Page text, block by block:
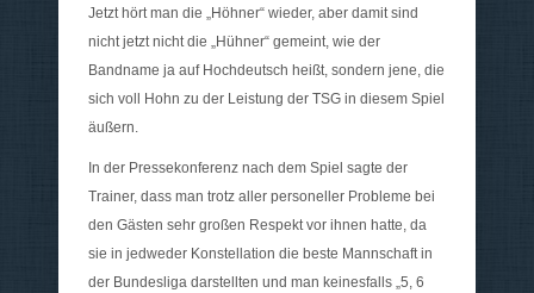
Jetzt hört man die „Höhner“ wieder, aber damit sind
nicht jetzt nicht die „Hühner“ gemeint, wie der
Bandname ja auf Hochdeutsch heißt, sondern jene, die
sich voll Hohn zu der Leistung der TSG in diesem Spiel
äußern.
In der Pressekonferenz nach dem Spiel sagte der
Trainer, dass man trotz aller personeller Probleme bei
den Gästen sehr großen Respekt vor ihnen hatte, da
sie in jedweder Konstellation die beste Mannschaft in
der Bundesliga darstellten und man keinesfalls „5, 6